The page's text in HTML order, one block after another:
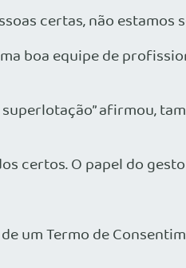
certas, não estamos
boa equipe de
afirmou,
certos. O papel do
Termo de